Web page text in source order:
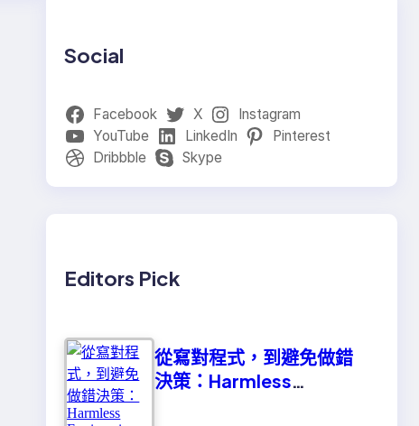
Social
Facebook X
Instagram
YouTube
LinkedIn
Pinterest
Dribbble
Skype
Editors Pick
從寫對程式，到避免做錯
決策：Harmless